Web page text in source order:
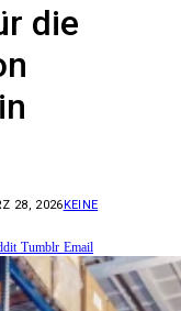
die
28, 2026 KEINE
Tumblr Email